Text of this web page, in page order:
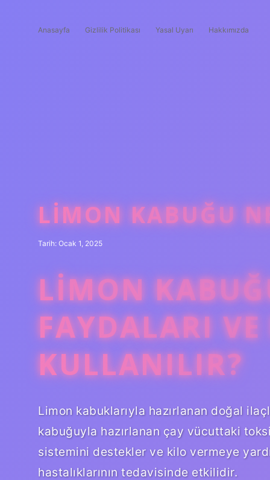
Anasayfa Gizlilik Politikası Yasal Uyarı Hakkımızda
LIMON KABUĞU
Tarih: Ocak 1, 2025
LIMON
FAYDALARI
KULLANILIR?
Limon kabuklarıyla hazırlanan doğal
kabuğuyla hazırlanan çay vücuttaki
sistemini destekler ve kilo vermeye
hastalıklarının tedavisinde etkilidir.